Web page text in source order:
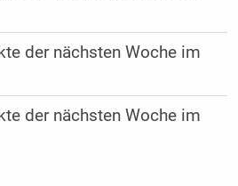
der nächsten Woche im
der nächsten Woche im